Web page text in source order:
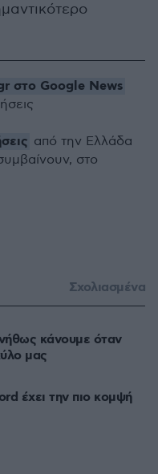
στο Google News
από την Ελλάδα
στο
Σχολιασμένα
κάνουμε όταν
μας
έχει την πιο κομψή